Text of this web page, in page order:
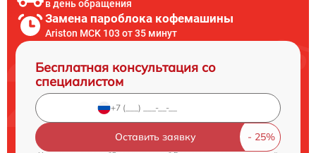
в день обращения
Замена пароблока кофемашины
Ariston MCK 103 от 35 минут
Бесплатная консультация со
специалистом
Оставить заявку